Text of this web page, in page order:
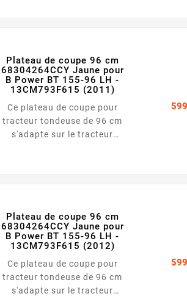
Plateau de coupe 96 cm
68304264CCY Jaune pour
B Power BT 155-96 LH -
13CM793F615 (2011)
Ce plateau de coupe pour
tracteur tondeuse de 96 cm
s'adapte sur le tracteur
Plateau de coupe 96 cm
68304264CCY Jaune pour
B Power BT 155-96 LH -
13CM793F615 (2012)
Ce plateau de coupe pour
tracteur tondeuse de 96 cm
s'adapte sur le tracteur